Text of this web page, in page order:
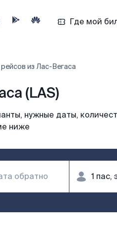
Где мой
из Лас-Вегаса
(LAS)
нужные даты,
ниже